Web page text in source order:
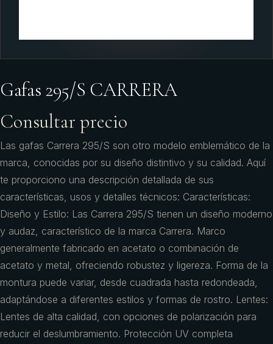
Gafas 295/S CARRERA
Consultar precio
Las gafas Carrera 295/S son otro modelo emblemático de la
marca, conocidas por su diseño distintivo y su calidad. Aquí
te proporciono una descripción detallada de sus
características, usos y detalles técnicos: Características:
Diseño y Estilo: Las Carrera 295/S tienen un diseño moderno
y audaz, característico de la marca Carrera. Marco
generalmente fabricado en acetato o combinación de
acetato y metal, ofreciendo robustez y ligereza. Forma de la
montura puede variar, desde cuadrada hasta redondeada,
adaptándose a diferentes estilos y formas de rostro. Lentes:
Lentes de alta calidad, con opciones de polarización para
reducir el deslumbramiento. Protección UV completa